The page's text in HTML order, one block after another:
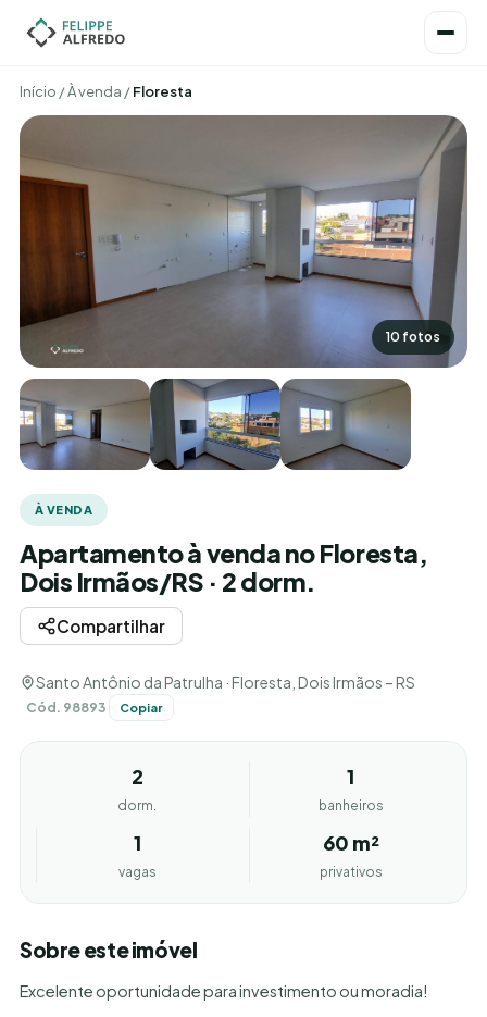
Início /À venda /Floresta
10 fotos
À VENDA
Apartamento à venda no Floresta,
Dois Irmãos/RS · 2 dorm.
Compartilhar
Santo Antônio da Patrulha · Floresta, Dois Irmãos – RS
Cód. 98893 Copiar
2
dorm.
1
banheiros
1
vagas
60 m²
privativos
Sobre este imóvel
Excelente oportunidade para investimento ou moradia!